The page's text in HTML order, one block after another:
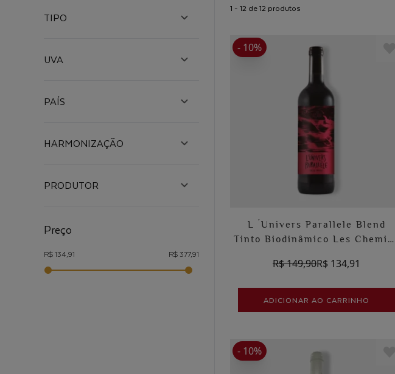
HARMONIZAÇÃO
PAÍS
TIPO
UVA
PRODUTOR
Preço
R$ 134,91 R$ 377,91
1 - 12 de 12 produtos
L ´Univers Parallele Blend
Tinto Biodinâmico Les Chemins
R$ 149,90R$ 134,91
- 10%
ADICIONAR AO CARRINHO
- 10%